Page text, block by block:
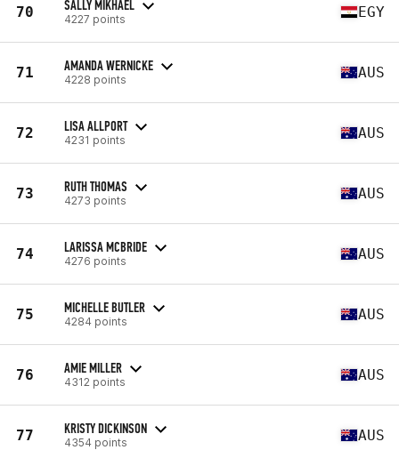
70 SALLY MIKHAEL
4227 points EGY
71 AMANDA WERNICKE
4228 points AUS
72 LISA ALLPORT
4231 points AUS
73 RUTH THOMAS
4273 points AUS
74 LARISSA MCBRIDE
4276 points AUS
75 MICHELLE BUTLER
4284 points AUS
76 AMIE MILLER
4312 points AUS
77 KRISTY DICKINSON
4354 points AUS